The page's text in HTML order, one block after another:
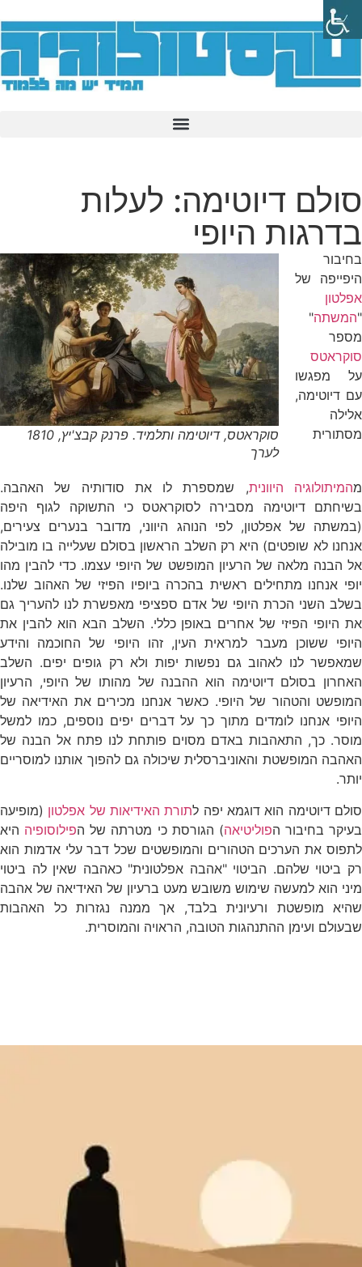
סולם דיוטימה: לעלות
בדרגות היופי
סוקראטס, דיוטימה ותלמיד. פרנק קבצ'יץ, 1810
לערך
בחיבור
היפייפה של
אפלטון
"המשתה"
מספר
סוקראטס
על מפגשו
עם דיוטימה,
אלילה
מסתורית
מהמיתולוגיה היוונית, שמספרת לו את סודותיה של האהבה.
בשיחתם דיוטימה מסבירה לסוקראטס כי התשוקה לגוף היפה
(במשתה של אפלטון, לפי הנוהג היווני, מדובר בנערים צעירים,
אנחנו לא שופטים) היא רק השלב הראשון בסולם שעלייה בו מובילה
אל הבנה מלאה של הרעיון המופשט של היופי עצמו. כדי להבין מהו
יופי אנחנו מתחילים ראשית בהכרה ביופיו הפיזי של האהוב שלנו.
בשלב השני הכרת היופי של אדם ספציפי מאפשרת לנו להעריך גם
את היופי הפיזי של אחרים באופן כללי. השלב הבא הוא להבין את
היופי ששוכן מעבר למראית העין, זהו היופי של החוכמה והידע
שמאפשר לנו לאהוב גם נפשות יפות ולא רק גופים יפים. השלב
האחרון בסולם דיוטימה הוא ההבנה של מהותו של היופי, הרעיון
המופשט והטהור של היופי. כאשר אנחנו מכירים את האידיאה של
היופי אנחנו לומדים מתוך כך על דברים יפים נוספים, כמו למשל
מוסר. כך, התאהבות באדם מסוים פותחת לנו פתח אל הבנה של
האהבה המופשטת והאוניברסלית שיכולה גם להפוך אותנו למוסריים
יותר.
סולם דיוטימה הוא דוגמא יפה לתורת האידיאות של אפלטון (מופיעה
בעיקר בחיבור הפוליטיאה) הגורסת כי מטרתה של הפילוסופיה היא
לתפוס את הערכים הטהורים והמופשטים שכל דבר עלי אדמות הוא
רק ביטוי שלהם. הביטוי "אהבה אפלטונית" כאהבה שאין לה ביטוי
מיני הוא למעשה שימוש משובש מעט ברעיון של האידיאה של אהבה
שהיא מופשטת ורעיונית בלבד, אך ממנה נגזרות כל האהבות
שבעולם ועימן ההתנהגות הטובה, הראויה והמוסרית.